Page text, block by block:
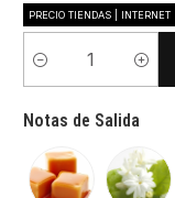
PRECIO TIENDAS | INTERNET
Cantidad
Notas de Salida